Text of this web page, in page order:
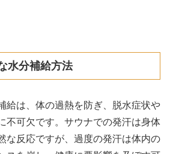
水分補給方法
給は、体の過熱を防ぎ、脱水症状や
不可欠です。サウナでの発汗は身体
な反応ですが、過度の発汗は体内の